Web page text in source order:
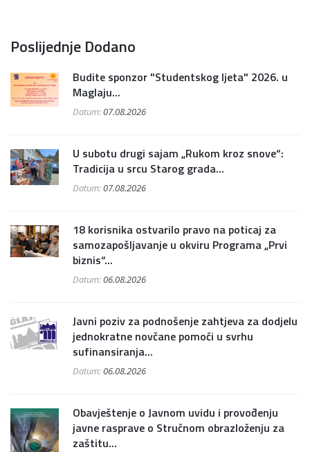
Poslijednje Dodano
Budite sponzor "Studentskog ljeta" 2026. u
Maglaju...
Datum:07.08.2026
U subotu drugi sajam „Rukom kroz snove“:
Tradicija u srcu Starog grada...
Datum:07.08.2026
18 korisnika ostvarilo pravo na poticaj za
samozapošljavanje u okviru Programa „Prvi
biznis“...
Datum:06.08.2026
Javni poziv za podnošenje zahtjeva za dodjelu
jednokratne novčane pomoći u svrhu
sufinansiranja...
Datum:06.08.2026
Obavještenje o Javnom uvidu i provođenju
javne rasprave o Stručnom obrazloženju za
zaštitu...